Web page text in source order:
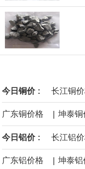
进一步扩大全
美国国会预算
计划建造的15
到采购的总费
面战舰项目之
后续14艘平均
黄金价格有望
今日铜价 : 长江铜
广东铜价格 | 坤泰铜
今日铝价 : 长江铝
广东铝价格 | 坤泰铝